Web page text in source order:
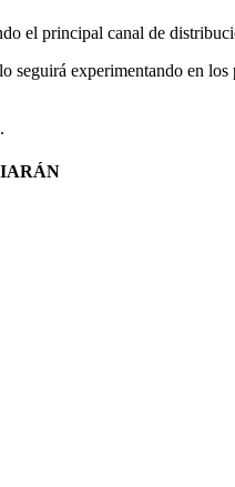
el principal canal de
experimentando en